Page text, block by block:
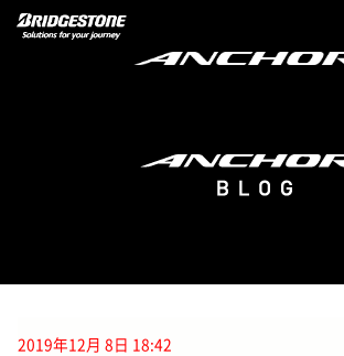
2019年12月 8日 18:42